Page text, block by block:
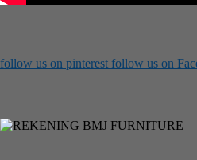
follow us on pinterest follow us on